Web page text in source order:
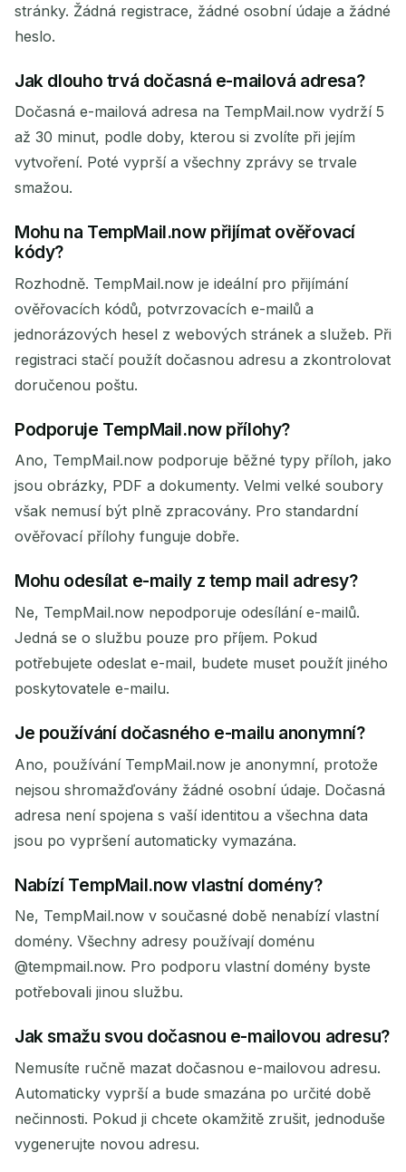
stránky. Žádná registrace, žádné osobní údaje a žádné
heslo.
Jak dlouho trvá dočasná e-mailová adresa?
Dočasná e-mailová adresa na TempMail.now vydrží 5
až 30 minut, podle doby, kterou si zvolíte při jejím
vytvoření. Poté vyprší a všechny zprávy se trvale
smažou.
Mohu na TempMail.now přijímat ověřovací
kódy?
Rozhodně. TempMail.now je ideální pro přijímání
ověřovacích kódů, potvrzovacích e-mailů a
jednorázových hesel z webových stránek a služeb. Při
registraci stačí použít dočasnou adresu a zkontrolovat
doručenou poštu.
Podporuje TempMail.now přílohy?
Ano, TempMail.now podporuje běžné typy příloh, jako
jsou obrázky, PDF a dokumenty. Velmi velké soubory
však nemusí být plně zpracovány. Pro standardní
ověřovací přílohy funguje dobře.
Mohu odesílat e-maily z temp mail adresy?
Ne, TempMail.now nepodporuje odesílání e-mailů.
Jedná se o službu pouze pro příjem. Pokud
potřebujete odeslat e-mail, budete muset použít jiného
poskytovatele e-mailu.
Je používání dočasného e-mailu anonymní?
Ano, používání TempMail.now je anonymní, protože
nejsou shromažďovány žádné osobní údaje. Dočasná
adresa není spojena s vaší identitou a všechna data
jsou po vypršení automaticky vymazána.
Nabízí TempMail.now vlastní domény?
Ne, TempMail.now v současné době nenabízí vlastní
domény. Všechny adresy používají doménu
@tempmail.now. Pro podporu vlastní domény byste
potřebovali jinou službu.
Jak smažu svou dočasnou e-mailovou adresu?
Nemusíte ručně mazat dočasnou e-mailovou adresu.
Automaticky vyprší a bude smazána po určité době
nečinnosti. Pokud ji chcete okamžitě zrušit, jednoduše
vygenerujte novou adresu.